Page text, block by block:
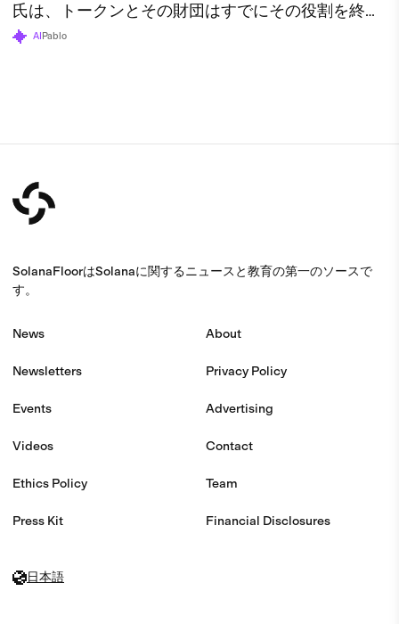
氏は、トークンとその財団はすでにその役割を終え
たと述べている。
AI Pablo
SolanaFloorはSolanaに関するニュースと教育の第一のソースで
す。
News
Newsletters
Events
Videos
Ethics Policy
Press Kit
About
Privacy Policy
Advertising
Contact
Team
Financial Disclosures
日本語